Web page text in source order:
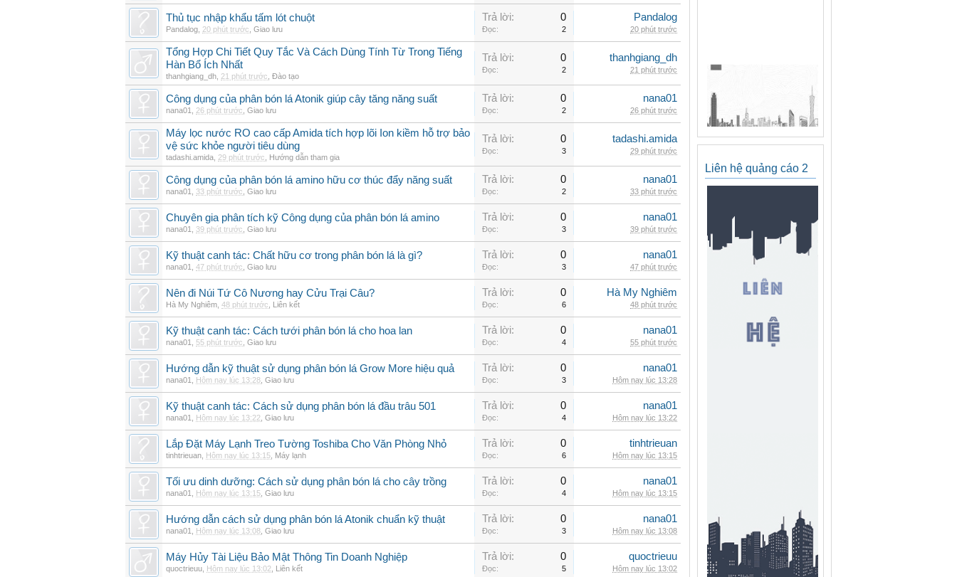
Thủ tục nhập khẩu tấm lót chuột
Pandalog 20 phút trước Giao lưu
Trả lời: 0
Đọc: 2
Pandalog
20 phút trước
Tổng Hợp Chi Tiết Quy Tắc Và Cách Dùng Tính Từ Trong Tiếng
Hàn Bổ Ích Nhất
thanhgiang_dh 21 phút trước Đào tạo
Trả lời: 0
Đọc: 2
thanhgiang_dh
21 phút trước
Công dụng của phân bón lá Atonik giúp cây tăng năng suất
nana01 26 phút trước Giao lưu
Trả lời: 0
Đọc: 2
nana01
26 phút trước
Máy lọc nước RO cao cấp Amida tích hợp lõi Ion kiềm hỗ trợ bảo
vệ sức khỏe người tiêu dùng
tadashi.amida 29 phút trước Hướng dẫn tham gia
Trả lời: 0
Đọc: 3
tadashi.amida
29 phút trước
Công dụng của phân bón lá amino hữu cơ thúc đẩy năng suất
nana01 33 phút trước Giao lưu
Trả lời: 0
Đọc: 2
nana01
33 phút trước
Chuyên gia phân tích kỹ Công dụng của phân bón lá amino
nana01 39 phút trước Giao lưu
Trả lời: 0
Đọc: 3
nana01
39 phút trước
Kỹ thuật canh tác: Chất hữu cơ trong phân bón lá là gì?
nana01 47 phút trước Giao lưu
Trả lời: 0
Đọc: 3
nana01
47 phút trước
Nên đi Núi Tứ Cô Nương hay Cửu Trại Câu?
Hà My Nghiêm 48 phút trước Liên kết
Trả lời: 0
Đọc: 6
Hà My Nghiêm
48 phút trước
Kỹ thuật canh tác: Cách tưới phân bón lá cho hoa lan
nana01 55 phút trước Giao lưu
Trả lời: 0
Đọc: 4
nana01
55 phút trước
Hướng dẫn kỹ thuật sử dụng phân bón lá Grow More hiệu quả
nana01 Hôm nay lúc 13:28 Giao lưu
Trả lời: 0
Đọc: 3
nana01
Hôm nay lúc 13:28
Kỹ thuật canh tác: Cách sử dụng phân bón lá đầu trâu 501
nana01 Hôm nay lúc 13:22 Giao lưu
Trả lời: 0
Đọc: 4
nana01
Hôm nay lúc 13:22
Lắp Đặt Máy Lạnh Treo Tường Toshiba Cho Văn Phòng Nhỏ
tinhtrieuan Hôm nay lúc 13:15 Máy lạnh
Trả lời: 0
Đọc: 6
tinhtrieuan
Hôm nay lúc 13:15
Tối ưu dinh dưỡng: Cách sử dụng phân bón lá cho cây trồng
nana01 Hôm nay lúc 13:15 Giao lưu
Trả lời: 0
Đọc: 4
nana01
Hôm nay lúc 13:15
Hướng dẫn cách sử dụng phân bón lá Atonik chuẩn kỹ thuật
nana01 Hôm nay lúc 13:08 Giao lưu
Trả lời: 0
Đọc: 3
nana01
Hôm nay lúc 13:08
Máy Hủy Tài Liệu Bảo Mật Thông Tin Doanh Nghiệp
quoctrieuu Hôm nay lúc 13:02 Liên kết
Trả lời: 0
Đọc: 5
quoctrieuu
Hôm nay lúc 13:02
Liên hệ quảng cáo 2